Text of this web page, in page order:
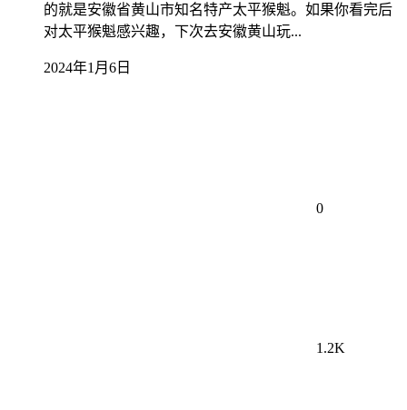
的就是安徽省黄山市知名特产太平猴魁。如果你看完后
对太平猴魁感兴趣，下次去安徽黄山玩...
2024年1月6日
0
1.2K